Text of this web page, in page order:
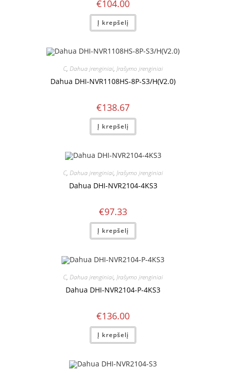
€104.00
Į krepšelį
C, Dahua įrenginiai, Įrašymo įrenginiai
Dahua DHI-NVR1108HS-8P-S3/H(V2.0)
€138.67
Į krepšelį
C, Dahua įrenginiai, Įrašymo įrenginiai
Dahua DHI-NVR2104-4KS3
€97.33
Į krepšelį
C, Dahua įrenginiai, Įrašymo įrenginiai
Dahua DHI-NVR2104-P-4KS3
€136.00
Į krepšelį